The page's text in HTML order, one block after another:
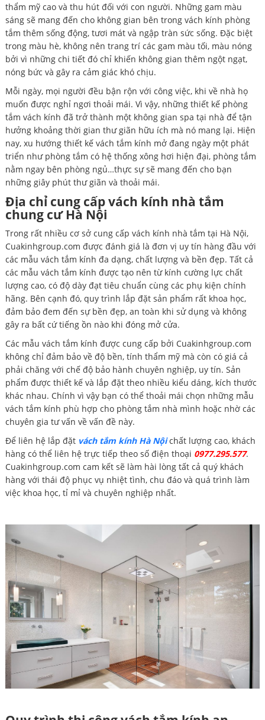
thẩm mỹ cao và thu hút đối với con người. Những gam màu
sáng sẽ mang đến cho không gian bên trong vách kính phòng
tắm thêm sống động, tươi mát và ngập tràn sức sống. Đặc biệt
trong màu hè, không nên trang trí các gam màu tối, màu nóng
bởi vì những chi tiết đó chỉ khiến không gian thêm ngột ngạt,
nóng bức và gây ra cảm giác khó chịu.
Mỗi ngày, mọi người đều bận rộn với công việc, khi về nhà họ
muốn được nghỉ ngơi thoải mái. Vì vậy, những thiết kế phòng
tắm vách kính đã trở thành một không gian spa tại nhà để tận
hưởng khoảng thời gian thư giãn hữu ích mà nó mang lại. Hiện
nay, xu hướng thiết kế vách tắm kính mở đang ngày một phát
triển như phòng tắm có hệ thống xông hơi hiện đại, phòng tắm
nằm ngay bên phòng ngủ…thực sự sẽ mang đến cho bạn
những giây phút thư giãn và thoải mái.
Địa chỉ cung cấp vách kính nhà tắm
chung cư Hà Nội
Trong rất nhiều cơ sở cung cấp vách kính nhà tắm tại Hà Nội,
Cuakinhgroup.com được đánh giá là đơn vị uy tín hàng đầu với
các mẫu vách tắm kính đa dạng, chất lượng và bền đẹp. Tất cả
các mẫu vách tắm kính được tạo nên từ kính cường lực chất
lượng cao, có độ dày đạt tiêu chuẩn cùng các phụ kiện chính
hãng. Bên cạnh đó, quy trình lắp đặt sản phẩm rất khoa học,
đảm bảo đem đến sự bền đẹp, an toàn khi sử dụng và không
gây ra bất cứ tiếng ồn nào khi đóng mở cửa.
Các mẫu vách tắm kính được cung cấp bởi Cuakinhgroup.com
không chỉ đảm bảo về độ bền, tính thẩm mỹ mà còn có giá cả
phải chăng với chế độ bảo hành chuyên nghiệp, uy tín. Sản
phẩm được thiết kế và lắp đặt theo nhiều kiểu dáng, kích thước
khác nhau. Chính vì vậy bạn có thể thoải mái chọn những mẫu
vách tắm kính phù hợp cho phòng tắm nhà mình hoặc nhờ các
chuyên gia tư vấn về vấn đề này.
Để liên hệ lắp đặt vách tắm kính Hà Nộichất lượng cao, khách
hàng có thể liên hệ trực tiếp theo số điện thoại 0977.295.577.
Cuakinhgroup.com cam kết sẽ làm hài lòng tất cả quý khách
hàng với thái độ phục vụ nhiệt tình, chu đáo và quá trình làm
việc khoa học, tỉ mỉ và chuyên nghiệp nhất.